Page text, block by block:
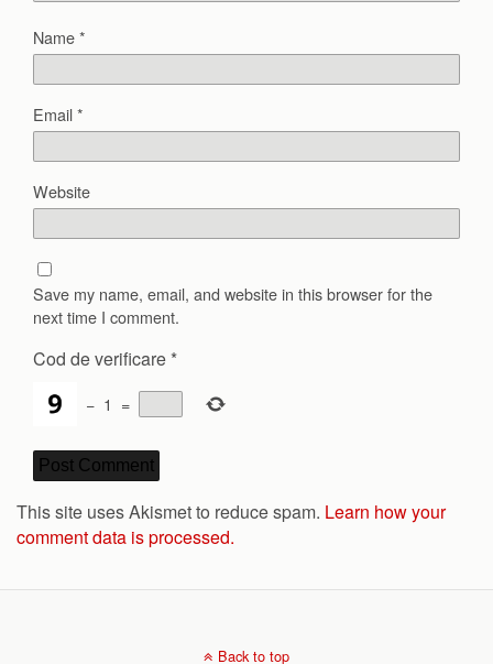
Name*
Email*
Website
Save my name, email, and website in this browser for the
next time I comment.
Cod de verificare *
− 1 =
This site uses Akismet to reduce spam. Learn how your
comment data is processed.
Back to top